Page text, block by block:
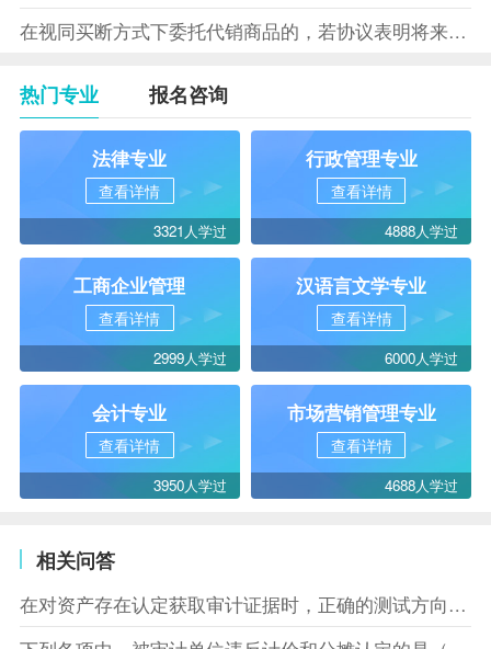
在视同买断方式下委托代销商品的，若协议表明将来受托方没有将商
热门专业 报名咨询
法律专业
查看详情
3321人学过
行政管理专业
查看详情
4888人学过
工商企业管理
查看详情
2999人学过
汉语言文学专业
查看详情
6000人学过
会计专业
查看详情
3950人学过
市场营销管理专业
查看详情
4688人学过
相关问答
在对资产存在认定获取审计证据时，正确的测试方向是（ ）